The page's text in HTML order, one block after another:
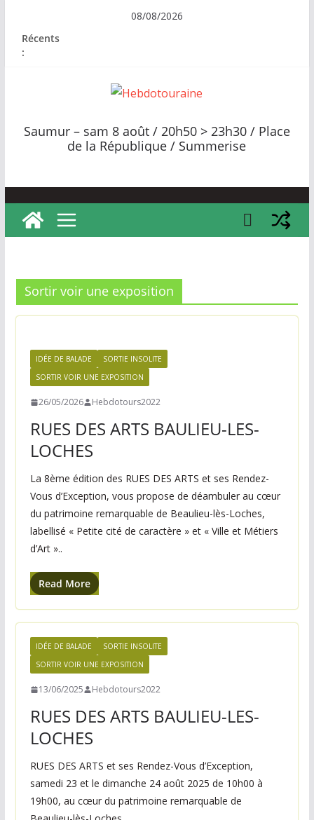
contenu
08/08/2026
Récents
:
e
b
o
t
u
a
i
n
,
v
o
i
é
e
s
s
i
e
s
c
h
a
e
s
Saumur – sam 8 août / 20h50 > 23h30 / Place
de la République / Summerise
Sortir voir une exposition
IDÉE DE BALADE
SORTIE INSOLITE
SORTIR VOIR UNE EXPOSITION
26/05/2026 Hebdotours2022
RUES DES ARTS BAULIEU-LES-
LOCHES
La 8ème édition des RUES DES ARTS et ses Rendez-
Vous d’Exception, vous propose de déambuler au cœur
du patrimoine remarquable de Beaulieu-lès-Loches,
labellisé « Petite cité de caractère » et « Ville et Métiers
d’Art »..
Read More
IDÉE DE BALADE
SORTIE INSOLITE
SORTIR VOIR UNE EXPOSITION
13/06/2025 Hebdotours2022
RUES DES ARTS BAULIEU-LES-
LOCHES
RUES DES ARTS et ses Rendez-Vous d’Exception,
samedi 23 et le dimanche 24 août 2025 de 10h00 à
19h00, au cœur du patrimoine remarquable de